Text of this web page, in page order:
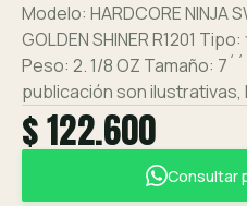
Modelo: HARDCORE NINJA
GOLDEN SHINER R1201
Peso: 2. 1/8 OZ Tamaño:
publicación son ilustrativas,
$ 122.600
Consultar